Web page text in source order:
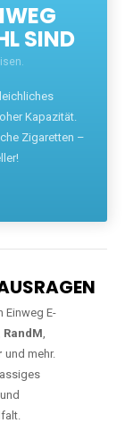
SIND
Kapazität.
Zigaretten –
Einweg E-
RandM,
und mehr.